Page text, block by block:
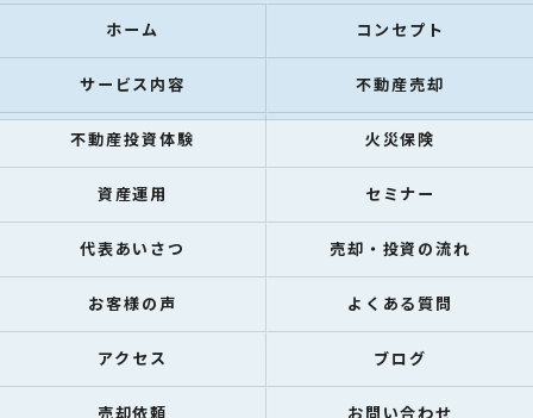
ホーム コンセプト
サービス内容 不動産売却
不動産投資体験 火災保険
資産運用 セミナー
代表あいさつ 売却・投資の流れ
お客様の声 よくある質問
アクセス ブログ